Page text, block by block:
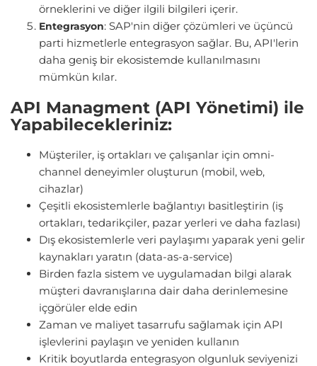
örneklerini ve diğer ilgili bilgileri içerir.
Entegrasyon: SAP'nin diğer çözümleri ve üçüncü
parti hizmetlerle entegrasyon sağlar. Bu, API'lerin
daha geniş bir ekosistemde kullanılmasını
mümkün kılar.
API Managment (API Yönetimi) ile
Yapabilecekleriniz:
Müşteriler, iş ortakları ve çalışanlar için omni-
channel deneyimler oluşturun (mobil, web,
cihazlar)
Çeşitli ekosistemlerle bağlantıyı basitleştirin (iş
ortakları, tedarikçiler, pazar yerleri ve daha fazlası)
Dış ekosistemlerle veri paylaşımı yaparak yeni gelir
kaynakları yaratın (data-as-a-service)
Birden fazla sistem ve uygulamadan bilgi alarak
müşteri davranışlarına dair daha derinlemesine
içgörüler elde edin
Zaman ve maliyet tasarrufu sağlamak için API
işlevlerini paylaşın ve yeniden kullanın
Kritik boyutlarda entegrasyon olgunluk seviyenizi